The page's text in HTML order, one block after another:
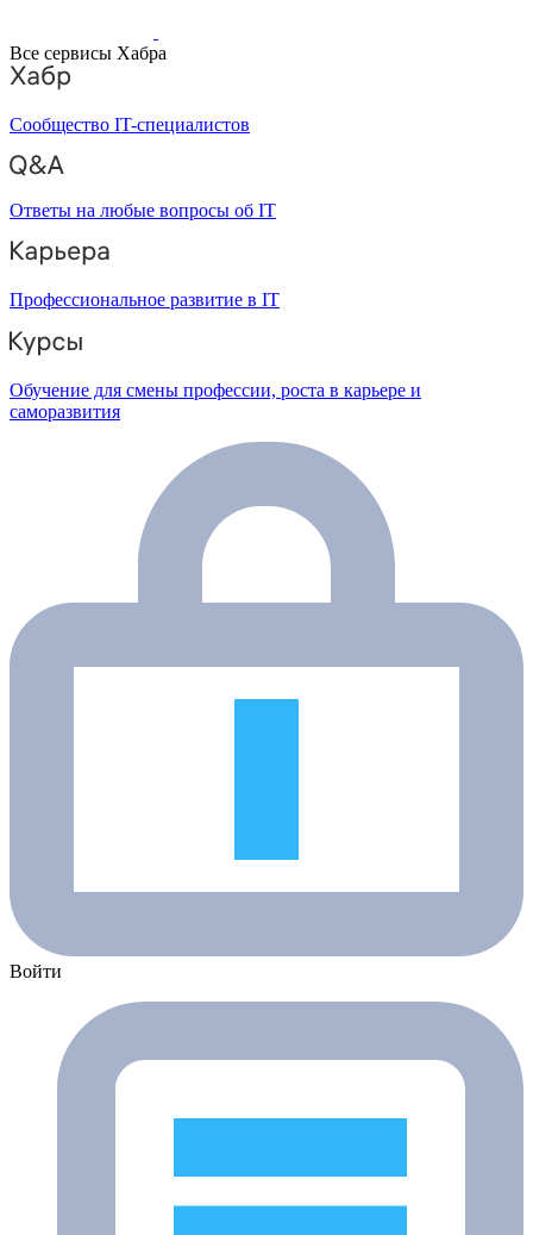
Все сервисы Хабра
Сообщество IT-специалистов
Ответы на любые вопросы об IT
Профессиональное развитие в IT
Обучение для смены профессии, роста в карьере и
саморазвития
Войти